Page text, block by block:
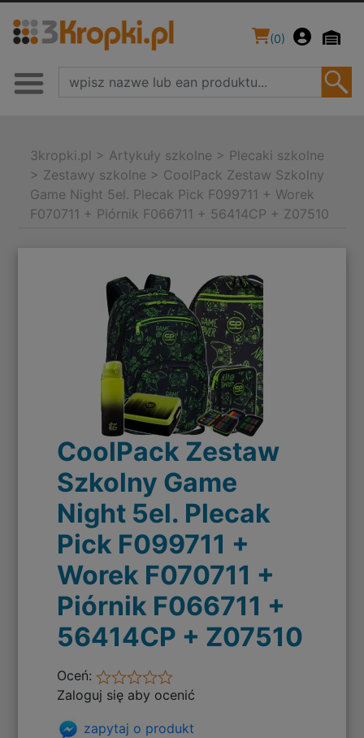
(0)
3kropki.pl > Artykuły szkolne > Plecaki szkolne
> Zestawy szkolne > CoolPack Zestaw Szkolny
Game Night 5el. Plecak Pick F099711 + Worek
F070711 + Piórnik F066711 + 56414CP + Z07510
CoolPack Zestaw
Szkolny Game
Night 5el. Plecak
Pick F099711 +
Worek F070711 +
Piórnik F066711 +
56414CP + Z07510
Oceń:
Zaloguj się aby ocenić
zapytaj o produkt